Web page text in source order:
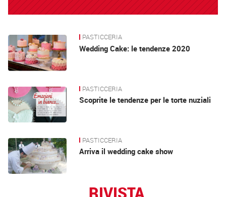
News PASTICCERIA
Wedding Cake: le tendenze 2020
PASTICCERIA
Scoprite le tendenze per le torte nuziali
PASTICCERIA
Arriva il wedding cake show
RIVISTA